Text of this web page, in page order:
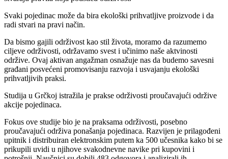
Svaki pojedinac može da bira ekološki prihvatljive proizvode i da
radi stvari na pravi način.
Da bismo gajili održivost kao stil života, moramo da razumemo
ciljeve održivosti, održavamo svest i učinimo naše aktvinosti
održive. Ovaj aktivan angažman osnažuje nas da budemo savesni
građani posvećeni promovisanju razvoja i usvajanju ekološki
prihvatljivih praksi.
Studija u Grčkoj istražila je prakse održivosti proučavajući održive
akcije pojedinaca.
Fokus ove studije bio je na praksama održivosti, posebno
proučavajući održiva ponašanja pojedinaca. Razvijen je prilagođeni
upitnik i distribuiran elektronskim putem ka 500 učesnika kako bi se
prikupili uvidi u njihove svakodnevne navike pri kupovini i